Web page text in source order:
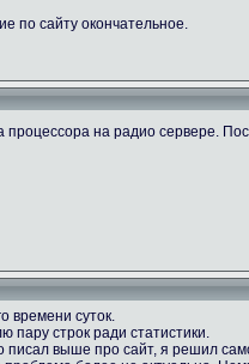
по сайту окончательное.
процессора на радио сервере.
времени суток.
пару строк ради статистики.
писал выше про сайт, я решил